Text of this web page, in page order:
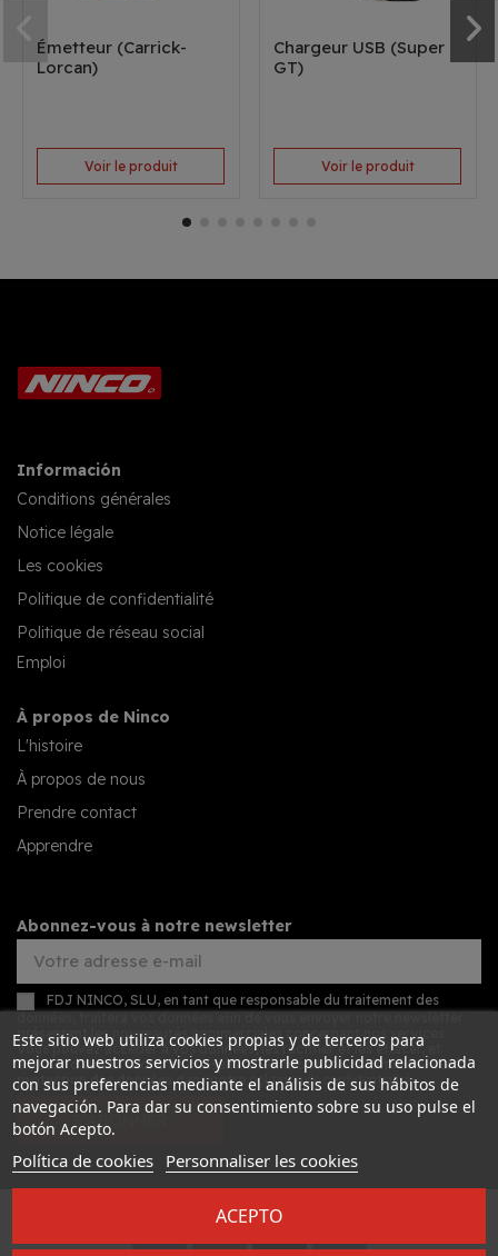
Émetteur (Carrick-
Lorcan)
Voir le produit
Chargeur USB (Super
GT)
Voir le produit
Información
Conditions générales
Notice légale
Les cookies
Politique de confidentialité
Politique de réseau social
Emploi
À propos de Ninco
L'histoire
À propos de nous
Prendre contact
Apprendre
Abonnez-vous à notre newsletter
FDJ NINCO, SLU, en tant que responsable du traitement des
présentant les nouveautés commerciales concernant nos services.
Vous pouvez accéder à vos données, les rectifier et les effacer, et
exercer d'autres droits en consultant les informations détaillées sur la
protection des données dans notre politique de confidentialité.
S’ABONNER
Desarrollado por
Este sitio web utiliza cookies propias y de terceros para
mejorar nuestros servicios y mostrarle publicidad relacionada
con sus preferencias mediante el análisis de sus hábitos de
navegación. Para dar su consentimiento sobre su uso pulse el
botón Acepto.
Política de cookies Personnaliser les cookies
ACEPTO